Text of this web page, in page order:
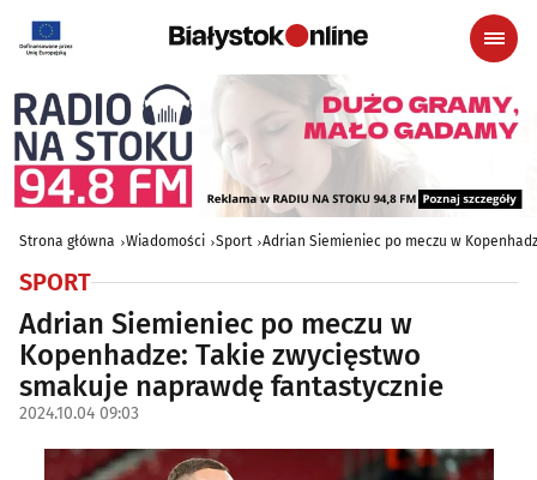
Strona główna Wiadomości Sport Adrian Siemieniec po meczu w
SPORT
Adrian Siemieniec po meczu w
Kopenhadze: Takie zwycięstwo
smakuje naprawdę fantastycznie
2024.10.04 09:03